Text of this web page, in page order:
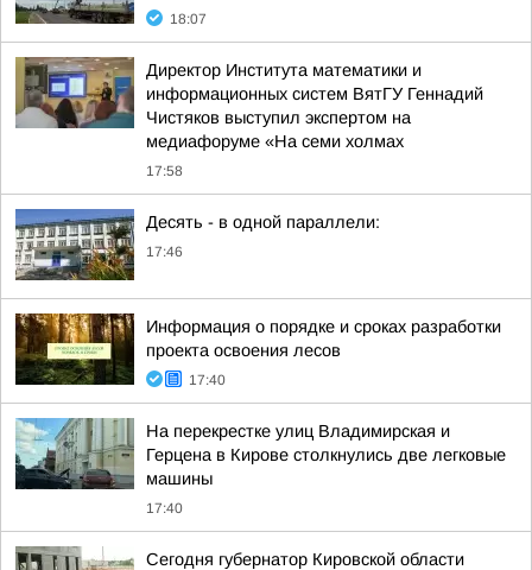
18:07
Директор Института математики и
информационных систем ВятГУ Геннадий
Чистяков выступил экспертом на
медиафоруме «На семи холмах
17:58
Десять - в одной параллели:
17:46
Информация о порядке и сроках разработки
проекта освоения лесов
17:40
На перекрестке улиц Владимирская и
Герцена в Кирове столкнулись две легковые
машины
17:40
Сегодня губернатор Кировской области